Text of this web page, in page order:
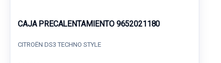
CAJA PRECALENTAMIENTO 9652021180
CITROËN DS3 TECHNO STYLE